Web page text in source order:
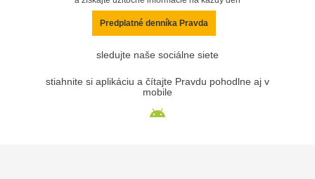
Predplatné denníka Pravda
sledujte naše sociálne siete
stiahnite si aplikáciu a čítajte Pravdu pohodlne aj v
mobile